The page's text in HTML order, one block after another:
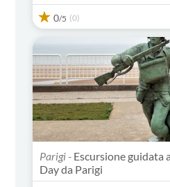
0/5 (0)
Parigi - Escursione guidata
Day da Parigi